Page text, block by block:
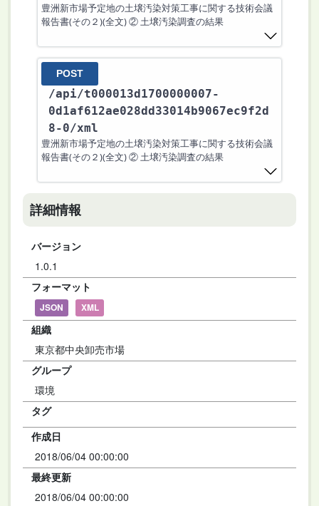
豊洲新市場予定地の土壌汚染対策工事に関する技術会議
報告書(その２)(全文) ② 土壌汚染調査の結果
POST
/api/t000013d1700000007-
0d1af612ae028dd33014b9067ec9f2d
8-0/xml
豊洲新市場予定地の土壌汚染対策工事に関する技術会議
報告書(その２)(全文) ② 土壌汚染調査の結果
詳細情報
バージョン
1.0.1
フォーマット
JSON XML
組織
東京都中央卸売市場
グループ
環境
タグ
作成日
2018/06/04 00:00:00
最終更新
2018/06/04 00:00:00